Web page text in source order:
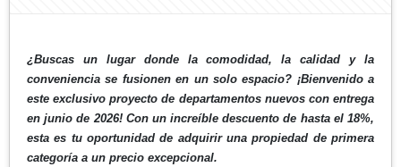
¿Buscas un lugar donde la comodidad, la calidad y la
conveniencia se fusionen en un solo espacio? ¡Bienvenido a
este exclusivo proyecto de departamentos nuevos con entrega
en junio de 2026! Con un increíble descuento de hasta el 18%,
esta es tu oportunidad de adquirir una propiedad de primera
categoría a un precio excepcional.